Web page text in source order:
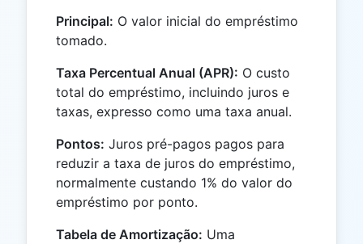
Principal: O valor inicial do empréstimo
tomado.
Taxa Percentual Anual (APR): O custo
total do empréstimo, incluindo juros e
taxas, expresso como uma taxa anual.
Pontos: Juros pré-pagos pagos para
reduzir a taxa de juros do empréstimo,
normalmente custando 1% do valor do
empréstimo por ponto.
Tabela de Amortização: Uma